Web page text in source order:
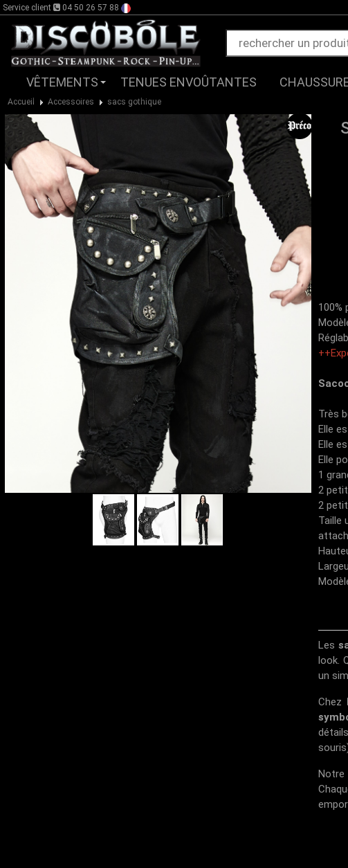
Service client 04 50 26 57 88
VÊTEMENTS TENUES ENVOÛTANTES
Accueil Accessoires sacs gothique
100%
Très
Elle
Elle
Elle
1
2
2
Taille
Les
look.
un
Chez
Notre